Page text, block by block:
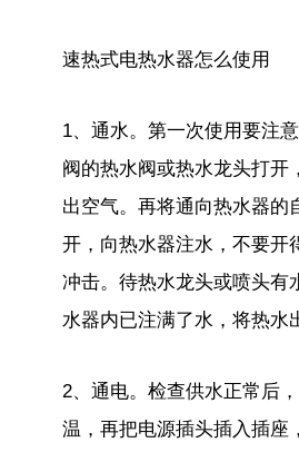
速热式电热水器怎么使用
1、通水。第一次使用要注
阀的热水阀或热水龙头打开
出空气。再将通向热水器的
开，向热水器注水，不要开
冲击。待热水龙头或喷头有
水器内已注满了水，将热水
2、通电。检查供水正常后
温，再把电源插头插入插座